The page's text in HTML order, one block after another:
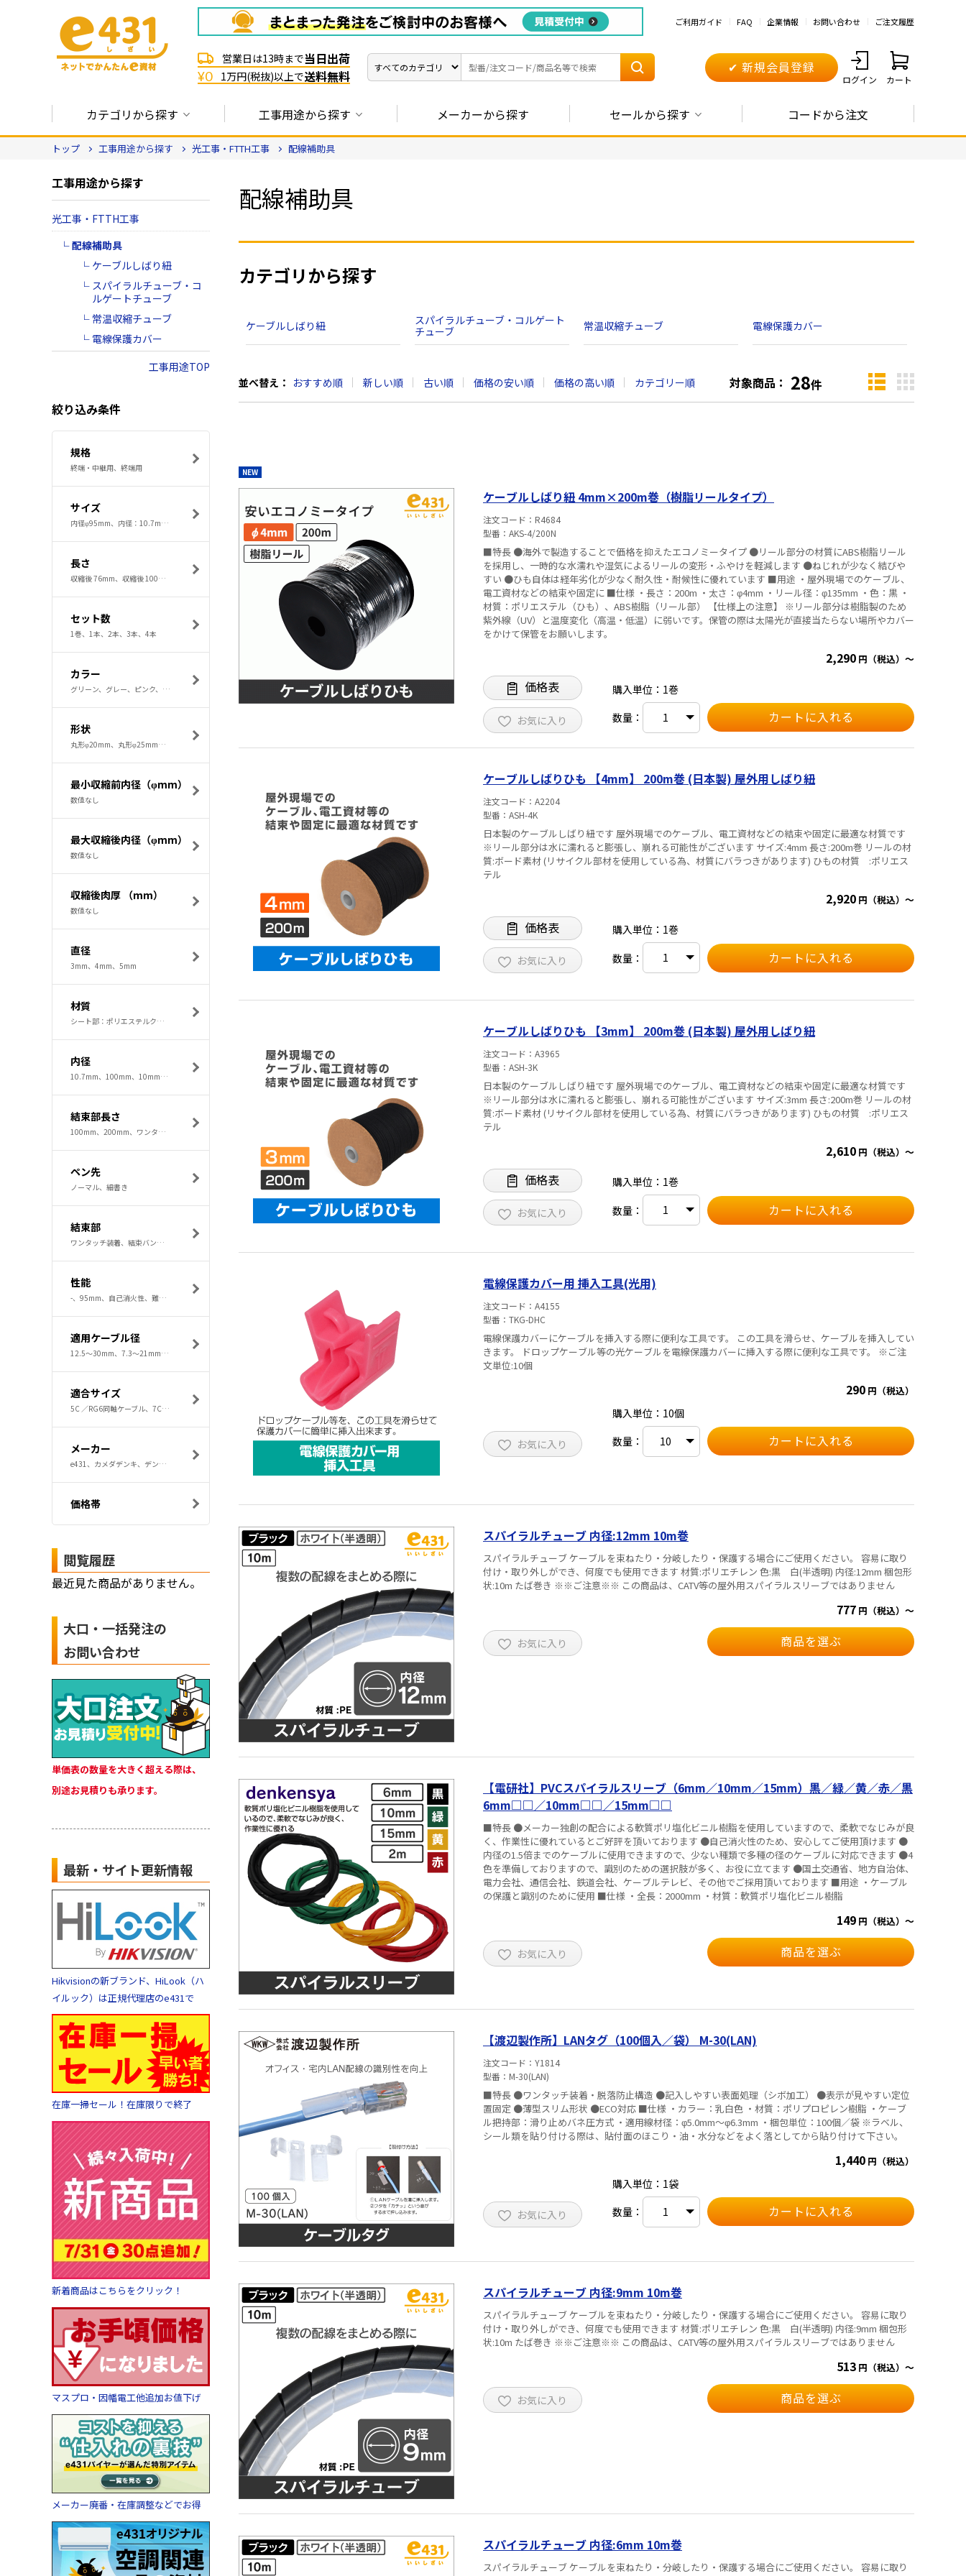
ご利用ガイド FAQ 企業情報 お問い合わせ ご注文履歴
営業日は13時まで当日出荷
¥0 1万円(税抜)以上で送料無料
✔ 新規会員登録
ログイン カート
カテゴリから探す 工事用途から探す メーカーから探す セールから探す コードから注文
トップ 工事用途から探す 光工事・FTTH工事 配線補助具
工事用途から探す
光工事・FTTH工事
配線補助具
ケーブルしばり紐
スパイラルチューブ・コ
ルゲートチューブ
常温収縮チューブ
電線保護カバー
工事用途TOP
絞り込み条件
規格
終端・中継用、終端用
サイズ
内径φ95mm、内径：10.7mm、内径：100mm、内径：10mm、内径：12mm
長さ
収縮後 76mm、収縮後 100mm、収縮後 127mm、収縮後 178mm、1000mm
セット数
1巻、1本、2本、3本、4本
カラー
グリーン、グレー、ピンク、ブラック、ホワイト
形状
丸形φ20mm、丸形φ25mm、丸形φ30mm、小判形37×55mm、長方形30×10.5mm
最小収縮前内径（φmm）
数値なし
最大収縮後内径（φmm）
数値なし
収縮後肉厚 （mm）
数値なし
直径
3mm、4mm、5mm
材質
シート部：ポリエステルクロス入りPVCシート、ホックボタン部：POM、シート部：難燃性軟質塩化ビニル、PET、アルミ箔、偏祖スズメッキ銅線ボタン部：ポリアセタール樹脂、ポリエチレン、塩化ビニル、硬質ポリ塩化ビニル樹脂
内径
10.7mm、100mm、10mm、12mm、13.2mm
結束部長さ
100mm、200mm、ワンタッチ装着タイプ
ペン先
ノーマル、細書き
結束部
ワンタッチ装着、結束バンド（特殊）
性能
-、95mm、自己消火性、難燃性、非耐候性
適用ケーブル径
12.5～30mm、7.3～21mm、7～19mm
適合サイズ
5C ／RG6同軸ケーブル、7C同軸ケーブル、スパイラルハンガー：60mm／75mm、ケーブルハンガー：45mm以下、ラセンタイ：0号、ラッシングロッド：特特～特号、ラセンタイ：1号、ラッシングロッド：1号
メーカー
e431、カメダデンキ、デンカエレクトロン、未来工業、スリーエム 3M
価格帯
閲覧履歴
最近見た商品がありません。
大口・一括発注の
お問い合わせ
単価表の数量を大きく超える際は、
別途お見積りも承ります。
最新・サイト更新情報
Hikvisionの新ブランド、HiLook（ハ
イルック）は正規代理店のe431で
在庫一掃セール！在庫限りで終了
新着商品はこちらをクリック！
マスプロ・因幡電工他追加お値下げ
メーカー廃番・在庫調整などでお得
配線補助具
カテゴリから探す
ケーブルしばり紐
スパイラルチューブ・コルゲート
チューブ
常温収縮チューブ 電線保護カバー
並べ替え： おすすめ順 新しい順 古い順 価格の安い順 価格の高い順 カテゴリー順 対象商品： 28件
NEW
ケーブルしばり紐 4mm×200m巻（樹脂リールタイプ）
注文コード
R4684
型番
AKS-4/200N
■特長 ●海外で製造することで価格を抑えたエコノミータイプ ●リール部分の材質にABS樹脂リール
を採用し、一時的な水濡れや湿気によるリールの変形・ふやけを軽減します ●ねじれが少なく結びや
すい ●ひも自体は経年劣化が少なく耐久性・耐候性に優れています ■用途 ・屋外現場でのケーブル、
電工資材などの結束や固定に ■仕様 ・長さ：200m ・太さ：φ4mm ・リール径：φ135mm ・色：黒 ・
材質：ポリエステル（ひも）、ABS樹脂（リール部） 【仕様上の注意】 ※リール部分は樹脂製のため
紫外線（UV）と温度変化（高温・低温）に弱いです。保管の際は太陽光が直接当たらない場所やカバー
をかけて保管をお願いします。
2,290 円（税込）～
価格表
お気に入り
購入単位：1巻
数量：
ケーブルしばりひも 【4mm】 200m巻 (日本製) 屋外用しばり紐
注文コード
A2204
型番
ASH-4K
日本製のケーブルしばり紐です 屋外現場でのケーブル、電工資材などの結束や固定に最適な材質です
※リール部分は水に濡れると膨張し、崩れる可能性がございます サイズ:4mm 長さ:200m巻 リールの材
質:ボード素材 (リサイクル部材を使用している為、材質にバラつきがあります) ひもの材質 :ポリエス
テル
2,920 円（税込）～
価格表
お気に入り
購入単位：1巻
数量：
ケーブルしばりひも 【3mm】 200m巻 (日本製) 屋外用しばり紐
注文コード
A3965
型番
ASH-3K
日本製のケーブルしばり紐です 屋外現場でのケーブル、電工資材などの結束や固定に最適な材質です
※リール部分は水に濡れると膨張し、崩れる可能性がございます サイズ:3mm 長さ:200m巻 リールの材
質:ボード素材 (リサイクル部材を使用している為、材質にバラつきがあります) ひもの材質 :ポリエス
テル
2,610 円（税込）～
価格表
お気に入り
購入単位：1巻
数量：
電線保護カバー用 挿入工具(光用)
注文コード
A4155
型番
TKG-DHC
電線保護カバーにケーブルを挿入する際に便利な工具です。 この工具を滑らせ、ケーブルを挿入してい
きます。 ドロップケーブル等の光ケーブルを電線保護カバーに挿入する際に便利な工具です。 ※ご注
文単位:10個
290 円（税込）
お気に入り
購入単位：10個
数量：
スパイラルチューブ 内径:12mm 10m巻
スパイラルチューブ ケーブルを束ねたり・分岐したり・保護する場合にご使用ください。 容易に取り
付け・取り外しができ、何度でも使用できます 材質:ポリエチレン 色:黒 白(半透明) 内径:12mm 梱包形
状:10m たば巻き ※※ご注意※※ この商品は、CATV等の屋外用スパイラルスリーブではありません
777 円（税込）～
お気に入り 商品を選ぶ
【電研社】PVCスパイラルスリーブ（6mm／10mm／15mm）黒／緑／黄／赤／黒
6mm□□／10mm□□／15mm□□
■特長 ●メーカー独創の配合による軟質ポリ塩化ビニル樹脂を使用していますので、柔軟でなじみが良
く、作業性に優れているとご好評を頂いております ●自己消火性のため、安心してご使用頂けます ●
内径の1.5倍までのケーブルに使用できますので、少ない種類で多種の径のケーブルに対応できます ●4
色を準備しておりますので、識別のための選択肢が多く、お役に立てます ●国土交通省、地方自治体、
電力会社、通信会社、鉄道会社、ケーブルテレビ、その他でご採用頂いております ■用途 ・ケーブル
の保護と識別のために使用 ■仕様 ・全長：2000mm ・材質：軟質ポリ塩化ビニル樹脂
149 円（税込）～
お気に入り 商品を選ぶ
【渡辺製作所】LANタグ（100個入／袋） M-30(LAN)
注文コード
Y1814
型番
M-30(LAN)
■特長 ●ワンタッチ装着・脱落防止構造 ●記入しやすい表面処理（シボ加工） ●表示が見やすい定位
置固定 ●薄型スリム形状 ●ECO対応 ■仕様 ・カラー：乳白色 ・材質：ポリプロピレン樹脂 ・ケーブ
ル把持部：滑り止めバネ圧方式 ・適用線材径：φ5.0mm～φ6.3mm ・梱包単位：100個／袋 ※ラベル、
シール類を貼り付ける際は、貼付面のほこり・油・水分などをよく落としてから貼り付けて下さい。
1,440 円（税込）
お気に入り
購入単位：1袋
数量：
スパイラルチューブ 内径:9mm 10m巻
スパイラルチューブ ケーブルを束ねたり・分岐したり・保護する場合にご使用ください。 容易に取り
付け・取り外しができ、何度でも使用できます 材質:ポリエチレン 色:黒 白(半透明) 内径:9mm 梱包形
状:10m たば巻き ※※ご注意※※ この商品は、CATV等の屋外用スパイラルスリーブではありません
513 円（税込）～
お気に入り 商品を選ぶ
スパイラルチューブ 内径:6mm 10m巻
スパイラルチューブ ケーブルを束ねたり・分岐したり・保護する場合にご使用ください。 容易に取り